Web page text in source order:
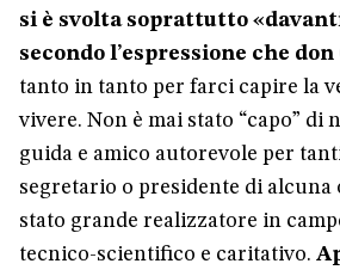
si è svolta soprattutto
secondo l’espressione che
tanto in tanto per farci capire la
vivere. Non è mai stato “capo” di
guida e amico autorevole per
segretario o presidente di alcuna
stato grande realizzatore in
tecnico-scientifico e caritativo.